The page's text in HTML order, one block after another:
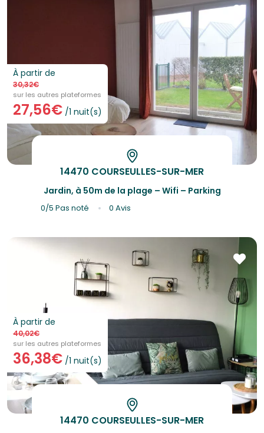
À partir de
30,32€
sur les autres plateformes
27,56€ /1 nuit(s)
Jardin, à 50m de la plage – Wifi – Parking
14470 COURSEULLES-SUR-MER
0/5Pas noté 0 Avis
À partir de
40,02€
sur les autres plateformes
36,38€ /1 nuit(s)
14470 COURSEULLES-SUR-MER